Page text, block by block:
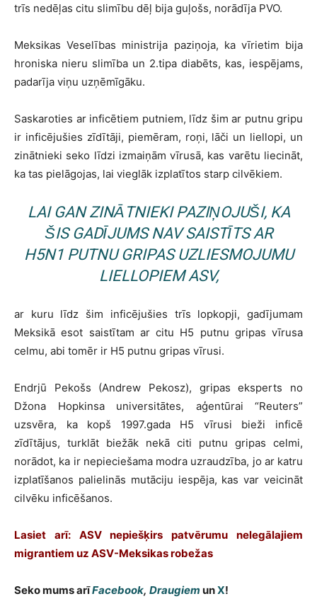
trīs nedēļas citu slimību dēļ bija guļošs, norādīja PVO.
Meksikas Veselības ministrija paziņoja, ka vīrietim bija
hroniska nieru slimība un 2.tipa diabēts, kas, iespējams,
padarīja viņu uzņēmīgāku.
Saskaroties ar inficētiem putniem, līdz šim ar putnu gripu
ir inficējušies zīdītāji, piemēram, roņi, lāči un liellopi, un
zinātnieki seko līdzi izmaiņām vīrusā, kas varētu liecināt,
ka tas pielāgojas, lai vieglāk izplatītos starp cilvēkiem.
LAI GAN ZINĀTNIEKI PAZIŅOJUŠI, KA
ŠIS GADĪJUMS NAV SAISTĪTS AR
H5N1 PUTNU GRIPAS UZLIESMOJUMU
LIELLOPIEM ASV,
ar kuru līdz šim inficējušies trīs lopkopji, gadījumam
Meksikā esot saistītam ar citu H5 putnu gripas vīrusa
celmu, abi tomēr ir H5 putnu gripas vīrusi.
Endrjū Pekošs (Andrew Pekosz), gripas eksperts no
Džona Hopkinsa universitātes, aģentūrai “Reuters”
uzsvēra, ka kopš 1997.gada H5 vīrusi bieži inficē
zīdītājus, turklāt biežāk nekā citi putnu gripas celmi,
norādot, ka ir nepieciešama modra uzraudzība, jo ar katru
izplatīšanos palielinās mutāciju iespēja, kas var veicināt
cilvēku inficēšanos.
Lasiet arī: ASV nepiešķirs patvērumu nelegālajiem
migrantiem uz ASV-Meksikas robežas
Seko mums arīFacebook, Draugiem unX!